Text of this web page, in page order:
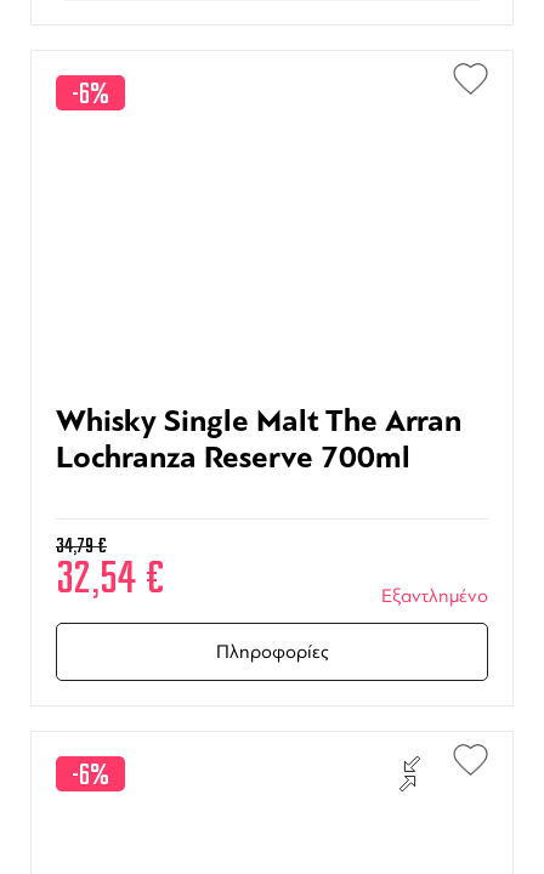
-6%
Whisky Single Malt The Arran
Lochranza Reserve 700ml
34,79€
32,54€ Εξαντλημένο
Πληροφορίες
-6%